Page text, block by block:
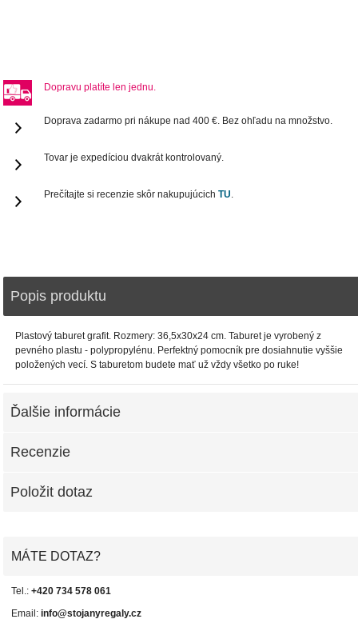
Dopravu platíte len jednu.
Doprava zadarmo pri nákupe nad 400 €. Bez ohľadu na množstvo.
Tovar je expedíciou dvakrát kontrolovaný.
Prečítajte si recenzie skôr nakupujúcichTU.
Popis produktu
Plastový taburet grafit. Rozmery: 36,5x30x24 cm. Taburet je vyrobený z
pevného plastu - polypropylénu. Perfektný pomocník pre dosiahnutie vyššie
položených vecí. S taburetom budete mať už vždy všetko po ruke!
Ďalšie informácie
Recenzie
Položit dotaz
MÁTE DOTAZ?
Tel.:+420 734 578 061
Email:info@stojanyregaly.cz